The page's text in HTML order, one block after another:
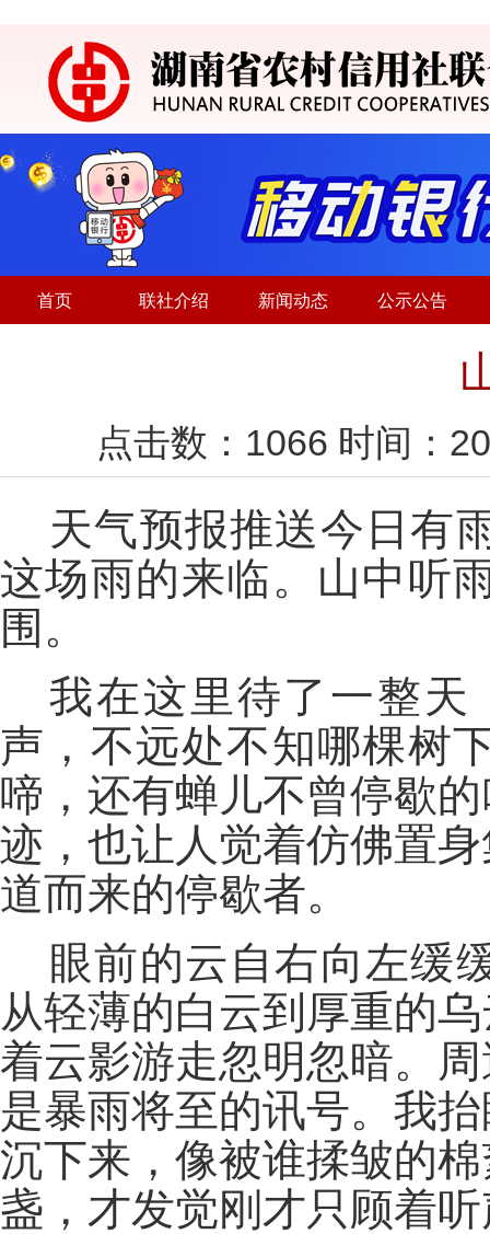
首页 联社介绍 新闻动态 公示公告
点击数： 1066 时间：
天气预报推送今日有
这场雨的来临。山中听
围。
我在这里待了一整天
声，不远处不知哪棵树
啼，还有蝉儿不曾停歇
迹，也让人觉着仿佛置
道而来的停歇者。
眼前的云自右向左缓
从轻薄的白云到厚重的
着云影游走忽明忽暗。
是暴雨将至的讯号。我
沉下来，像被谁揉皱的
盏，才发觉刚才只顾着